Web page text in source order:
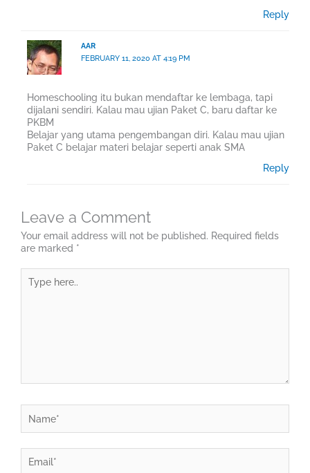
Reply
AAR
FEBRUARY 11, 2020 AT 4:19 PM
Homeschooling itu bukan mendaftar ke lembaga, tapi
dijalani sendiri. Kalau mau ujian Paket C, baru daftar ke
PKBM
Belajar yang utama pengembangan diri. Kalau mau ujian
Paket C belajar materi belajar seperti anak SMA
Reply
Leave a Comment
Your email address will not be published. Required fields
are marked *
here..